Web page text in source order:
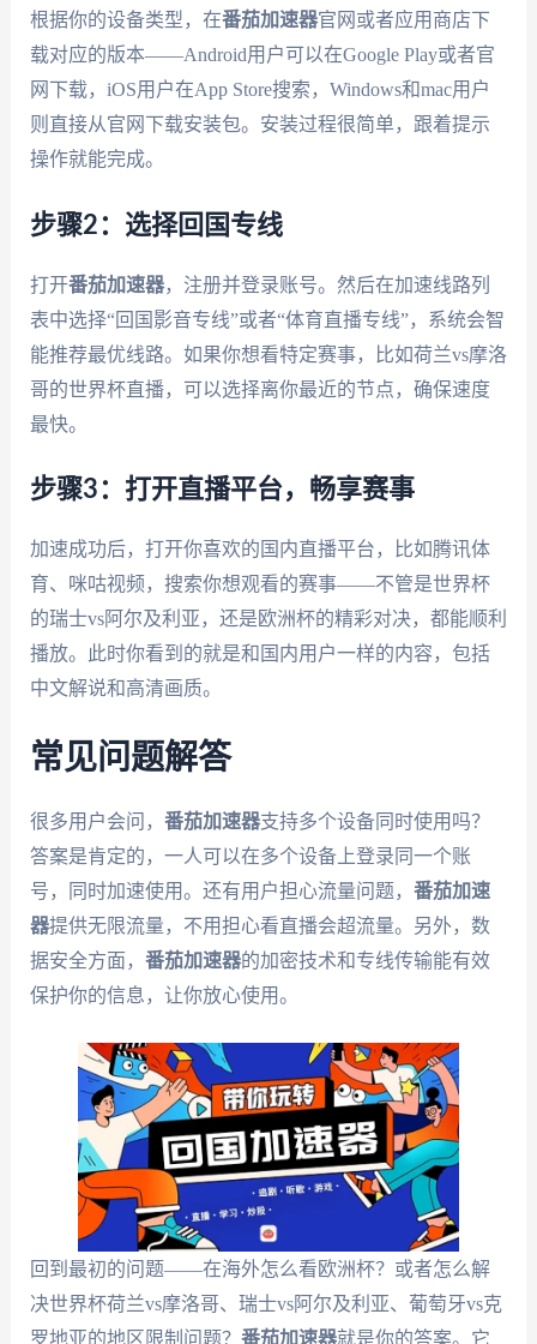
根据你的设备类型，在番茄加速器官网或者应用商店下
载对应的版本——Android用户可以在Google Play或者官
网下载，iOS用户在App Store搜索，Windows和mac用户
则直接从官网下载安装包。安装过程很简单，跟着提示
操作就能完成。
步骤2：选择回国专线
打开番茄加速器，注册并登录账号。然后在加速线路列
表中选择“回国影音专线”或者“体育直播专线”，系统会智
能推荐最优线路。如果你想看特定赛事，比如荷兰vs摩洛
哥的世界杯直播，可以选择离你最近的节点，确保速度
最快。
步骤3：打开直播平台，畅享赛事
加速成功后，打开你喜欢的国内直播平台，比如腾讯体
育、咪咕视频，搜索你想观看的赛事——不管是世界杯
的瑞士vs阿尔及利亚，还是欧洲杯的精彩对决，都能顺利
播放。此时你看到的就是和国内用户一样的内容，包括
中文解说和高清画质。
常见问题解答
很多用户会问， 番茄加速器支持多个设备同时使用吗？
答案是肯定的，一人可以在多个设备上登录同一个账
号，同时加速使用。还有用户担心流量问题， 番茄加速
器提供无限流量，不用担心看直播会超流量。另外，数
据安全方面， 番茄加速器的加密技术和专线传输能有效
保护你的信息，让你放心使用。
回到最初的问题——在海外怎么看欧洲杯？或者怎么解
决世界杯荷兰vs摩洛哥、瑞士vs阿尔及利亚、葡萄牙vs克
罗地亚的地区限制问题？ 番茄加速器就是你的答案。它